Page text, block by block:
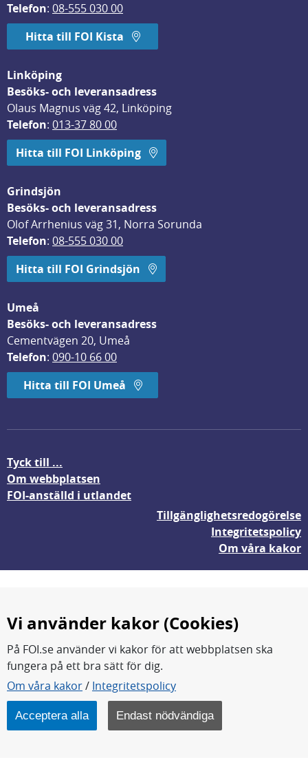
Telefon: 08-555 030 00
Hitta till FOI Kista
Linköping
Besöks- och leveransadress
Olaus Magnus väg 42, Linköping
Telefon: 013-37 80 00
Hitta till FOI Linköping
Grindsjön
Besöks- och leveransadress
Olof Arrhenius väg 31, Norra Sorunda
Telefon: 08-555 030 00
Hitta till FOI Grindsjön
Umeå
Besöks- och leveransadress
Cementvägen 20, Umeå
Telefon: 090-10 66 00
Hitta till FOI Umeå
Tyck till ...
Om webbplatsen
FOI-anställd i utlandet
Tillgänglighetsredogörelse
Integritetspolicy
Om våra kakor
FOI forskar för en säkrare värld.
FOI:s kärnverksamhet är forskning, metod- och
teknikutveckling samt analyser och studier.
Myndigheten ligger under Försvarsdepartementet.
Vi använder kakor (Cookies)
På FOI.se använder vi kakor för att webbplatsen ska
fungera på ett bra sätt för dig.
Om våra kakor/ Integritetspolicy
Acceptera alla Endast nödvändiga